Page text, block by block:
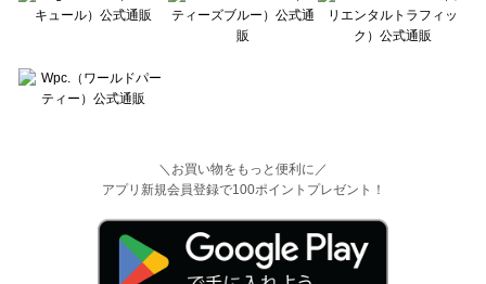
＼お買い物をもっと便利に／
アプリ新規会員登録で100ポイントプレゼント！